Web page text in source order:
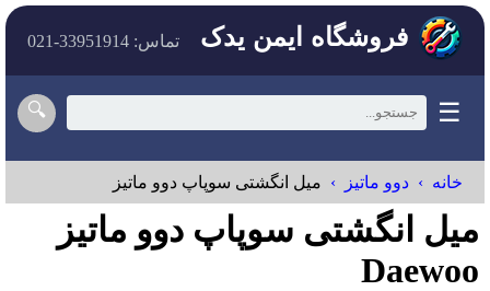
فروشگاه ایمن یدک تماس: 33951914-021
☰
🔍
خانه دوو ماتیز میل انگشتی سوپاپ دوو ماتیز
میل انگشتی سوپاپ دوو ماتیز
Daewoo